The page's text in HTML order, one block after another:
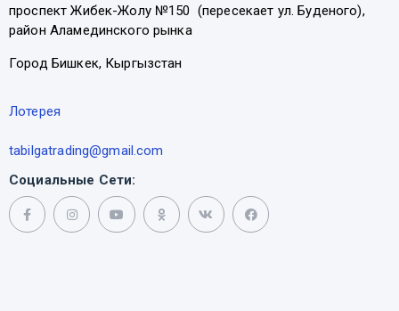
проспект Жибек-Жолу №150 (пересекает ул. Буденого),
район Аламединского рынка
Город Бишкек, Кыргызстан
Лотерея
tabilgatrading@gmail.com
Социальные Сети: